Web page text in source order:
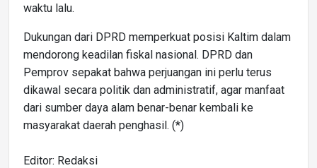
waktu lalu.
Dukungan dari DPRD memperkuat posisi Kaltim dalam
mendorong keadilan fiskal nasional. DPRD dan
Pemprov sepakat bahwa perjuangan ini perlu terus
dikawal secara politik dan administratif, agar manfaat
dari sumber daya alam benar-benar kembali ke
masyarakat daerah penghasil. (*)
Editor: Redaksi